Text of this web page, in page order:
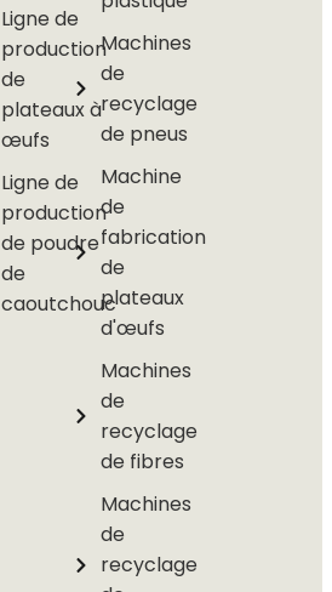
Ligne de
production
de
plateaux à
œufs
Ligne de
production
de poudre
de
caoutchouc
Machines
de
recyclage
de pneus
Machine
de
fabrication
de
plateaux
d'œufs
Machines
de
recyclage
de fibres
Machines
de
recyclage